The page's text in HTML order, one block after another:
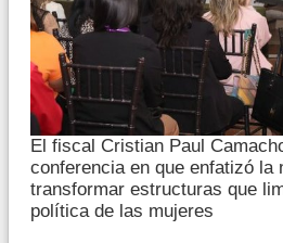
El fiscal Cristian Paul
conferencia en que enfatizó la
transformar estructuras que
política de las mujeres